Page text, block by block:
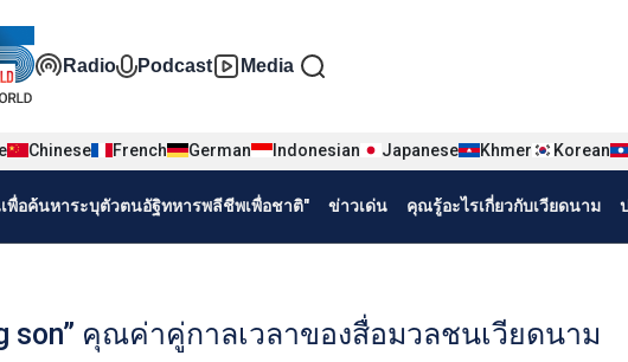
Đa phương tiện tiếng Thái
Radio Podcast Media
Chinese French German Indonesian Japanese Khmer Korean
Thái
พื่อค้นหาระบุตัวตนอัฐิทหารพลีชีพเพื่อชาติ" ข่าวเด่น คุณรู้อะไรเกี่ยวกับเวียดนาม
son” คุณค่าคู่กาลเวลาของสื่อมวลชนเวียดนาม